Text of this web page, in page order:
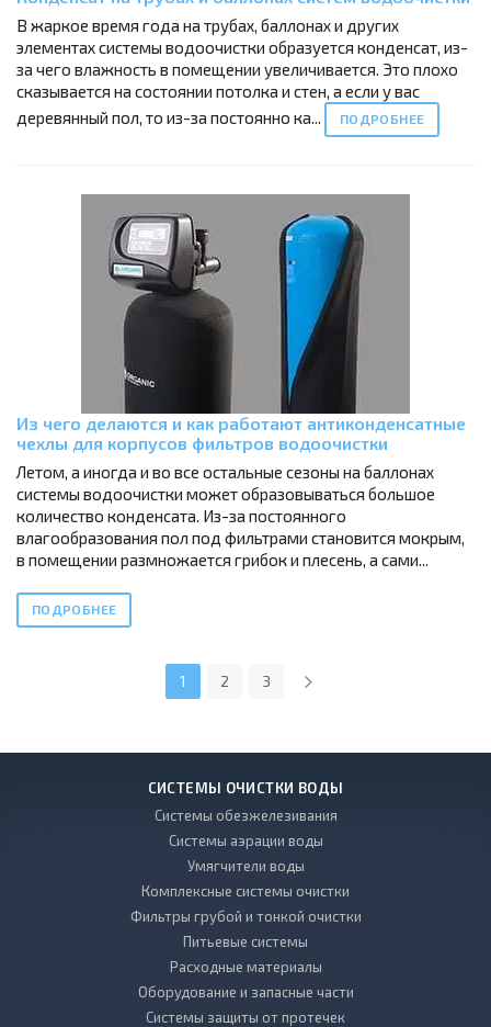
В жаркое время года на трубах, баллонах и других
элементах системы водоочистки образуется конденсат, из-
за чего влажность в помещении увеличивается. Это плохо
сказывается на состоянии потолка и стен, а если у вас
деревянный пол, то из-за постоянно ка...
ПОДРОБНЕЕ
Из чего делаются и как работают антиконденсатные
чехлы для корпусов фильтров водоочистки
Летом, а иногда и во все остальные сезоны на баллонах
системы водоочистки может образовываться большое
количество конденсата. Из-за постоянного
влагообразования пол под фильтрами становится мокрым,
в помещении размножается грибок и плесень, а сами...
ПОДРОБНЕЕ
1 2 3
СИСТЕМЫ ОЧИСТКИ ВОДЫ
Системы обезжелезивания
Системы аэрации воды
Умягчители воды
Комплексные системы очистки
Фильтры грубой и тонкой очистки
Питьевые системы
Расходные материалы
Оборудование и запасные части
Системы защиты от протечек